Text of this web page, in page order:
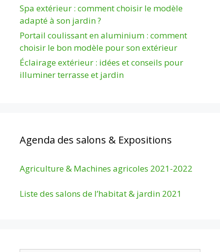
Spa extérieur : comment choisir le modèle
adapté à son jardin ?
Portail coulissant en aluminium : comment
choisir le bon modèle pour son extérieur
Éclairage extérieur : idées et conseils pour
illuminer terrasse et jardin
Agenda des salons & Expositions
Agriculture & Machines agricoles 2021-2022
Liste des salons de l’habitat & jardin 2021